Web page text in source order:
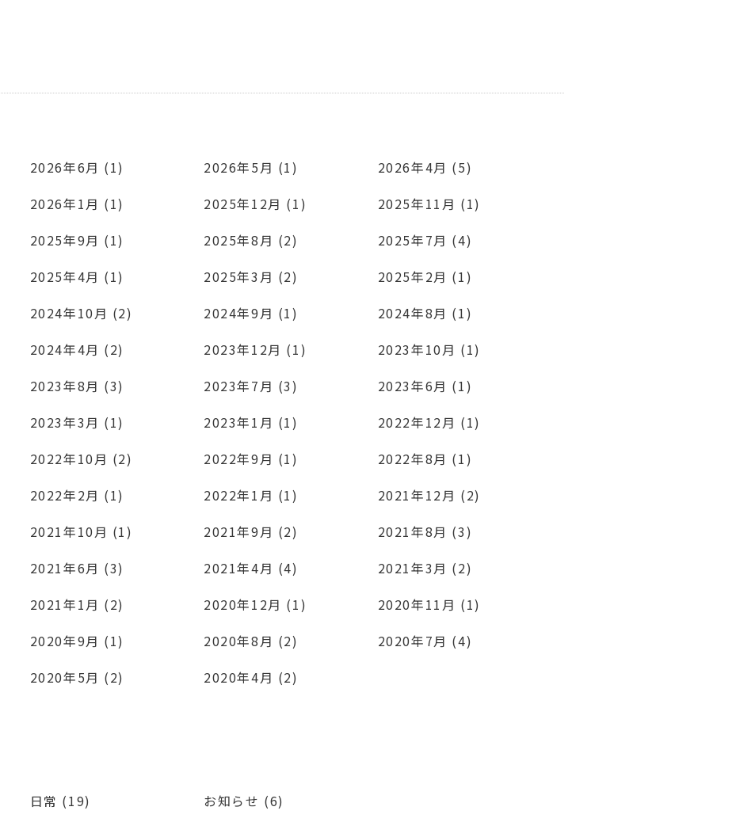
2026年6月 (1) 2026年5月 (1)
2026年4月 (5)
2026年1月 (1) 2025年12月 (1)
2025年11月 (1)
2025年9月 (1) 2025年8月 (2)
2025年7月 (4)
2025年4月 (1) 2025年3月 (2)
2025年2月 (1)
2024年10月 (2) 2024年9月 (1)
2024年8月 (1)
2024年4月 (2) 2023年12月 (1)
2023年10月 (1)
2023年8月 (3) 2023年7月 (3)
2023年6月 (1)
2023年3月 (1) 2023年1月 (1)
2022年12月 (1)
2022年10月 (2) 2022年9月 (1)
2022年8月 (1)
2022年2月 (1) 2022年1月 (1)
2021年12月 (2)
2021年10月 (1) 2021年9月 (2)
2021年8月 (3)
2021年6月 (3) 2021年4月 (4)
2021年3月 (2)
2021年1月 (2) 2020年12月 (1)
2020年11月 (1)
2020年9月 (1) 2020年8月 (2)
2020年7月 (4)
2020年5月 (2) 2020年4月 (2)
日常 (19) お知らせ (6)